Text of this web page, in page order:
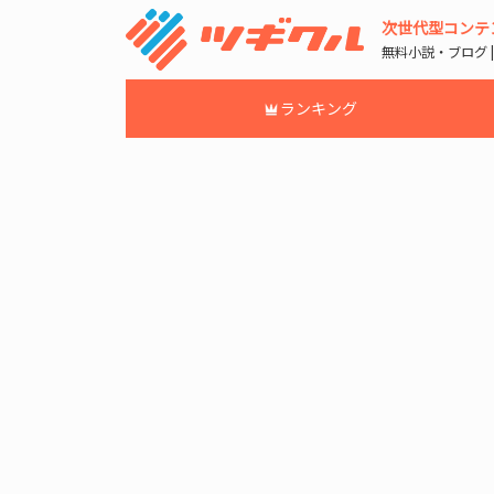
次世代型コン
無料小説・ブログ
ランキング